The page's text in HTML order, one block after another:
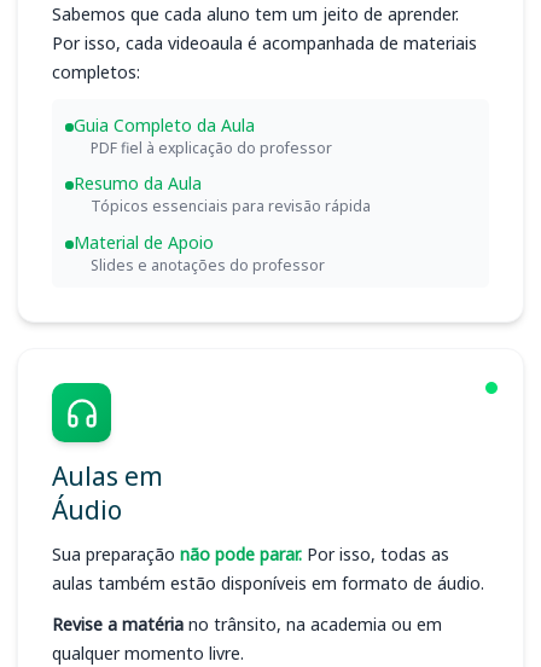
Sabemos que cada aluno tem um jeito de aprender.
Por isso, cada videoaula é acompanhada de materiais
completos:
Guia Completo da Aula
PDF fiel à explicação do professor
Resumo da Aula
Tópicos essenciais para revisão rápida
Material de Apoio
Slides e anotações do professor
Aulas em
Áudio
Sua preparação não pode parar. Por isso, todas as
aulas também estão disponíveis em formato de áudio.
Revise a matéria no trânsito, na academia ou em
qualquer momento livre.